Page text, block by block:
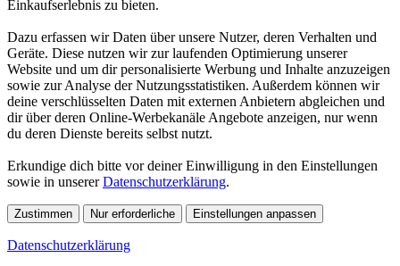
Einkaufserlebnis zu bieten.
Dazu erfassen wir Daten über unsere Nutzer, deren Verhalten und
Geräte. Diese nutzen wir zur laufenden Optimierung unserer
Website und um dir personalisierte Werbung und Inhalte anzuzeigen
sowie zur Analyse der Nutzungsstatistiken. Außerdem können wir
deine verschlüsselten Daten mit externen Anbietern abgleichen und
dir über deren Online-Werbekanäle Angebote anzeigen, nur wenn
du deren Dienste bereits selbst nutzt.
Erkundige dich bitte vor deiner Einwilligung in den Einstellungen
sowie in unsererDatenschutzerklärung.
Zustimmen Nur erforderliche Einstellungen anpassen
Datenschutzerklärung